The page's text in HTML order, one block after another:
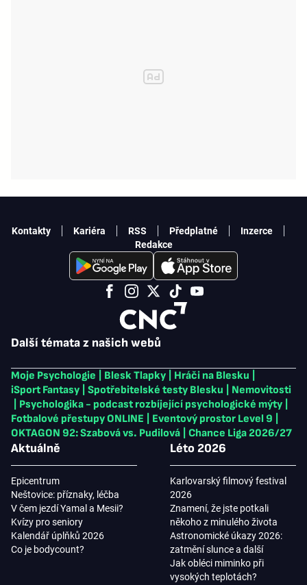
Další témata z našich webů
Moje Psychologie Blesk Tlapky Hráči na Blesku
iSport Fantasy
Spotřebitelské testy Blesku
Nemovitosti
Psychologika - podcast rozbíjející psychologické mýty
Fotbalové přestupy ONLINE
Eventový prostor Level 9
OKTAGON 92: Szabová vs. Pudilová
Chance Liga 2026/27
Aktuálně
Epicentrum
Neštovice: příznaky, léčba
V čem jezdí Yamal a Mesii?
Kvízy pro seniory
Kalendář úplňků 2026
Co je bodycount?
Léto 2026
Karlovarský filmový festival
2026
Znamení, že jste potkali
někoho z minulého života
Astronomické úkazy 2026:
zatmění slunce a další
Jak obléci miminko při
vysokých teplotách?
Kontakty Kariéra RSS Předplatné
Inzerce
Redakce